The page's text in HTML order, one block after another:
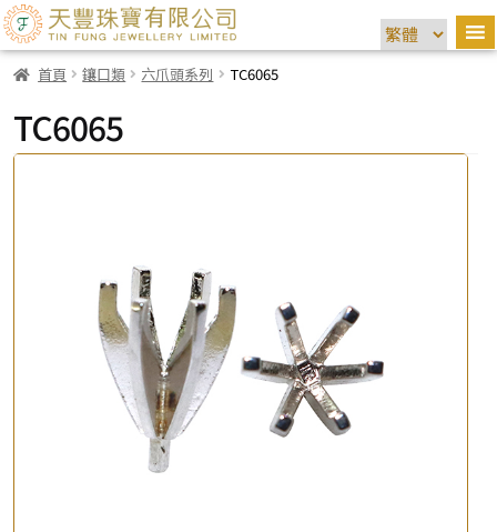
首頁 鑲口類 六爪頭系列 TC6065
TC6065